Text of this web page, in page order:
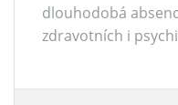
dlouhodobá
zdravotních i